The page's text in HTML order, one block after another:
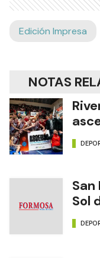
Edición Impresa
NOTAS
Sol